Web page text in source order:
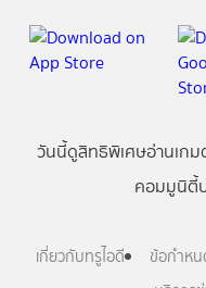
วันนี้ดูสิทธิพิเศษอ่านเกม
คอมมูนิตี้
เกี่ยวกับทรูไอดี ข้อกำหน